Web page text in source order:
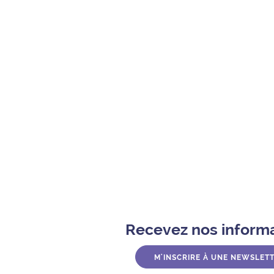
Recevez nos
M'INSCRIRE À UNE